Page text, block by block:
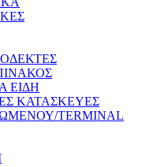
ΕΙΔΗ
ΚΑΤΑΣΚΕΥΕΣ
TERMINAL